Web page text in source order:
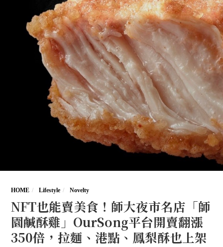
HOME Lifestyle Novelty
NFT也能賣美食！師大夜市名店「師
園鹹酥雞」OurSong平台開賣翻漲
350倍，拉麵、港點、鳳梨酥也上架